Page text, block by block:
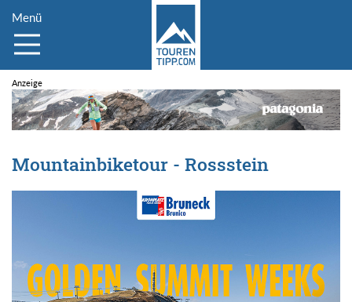
Menü
Mountainbiketour - Rossstein